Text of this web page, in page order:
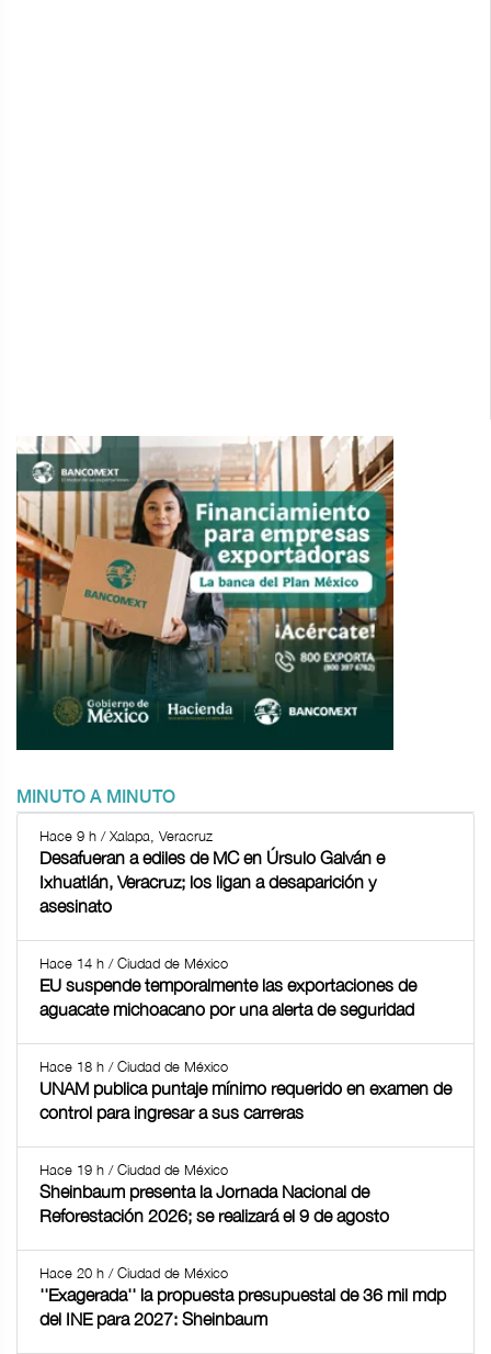
MINUTO A MINUTO
Hace 9 h / Xalapa, Veracruz
Desafueran a ediles de MC en Úrsulo Galván e
Ixhuatlán, Veracruz; los ligan a desaparición y
asesinato
Hace 14 h / Ciudad de México
EU suspende temporalmente las exportaciones de
aguacate michoacano por una alerta de seguridad
Hace 18 h / Ciudad de México
UNAM publica puntaje mínimo requerido en examen de
control para ingresar a sus carreras
Hace 19 h / Ciudad de México
Sheinbaum presenta la Jornada Nacional de
Reforestación 2026; se realizará el 9 de agosto
Hace 20 h / Ciudad de México
''Exagerada'' la propuesta presupuestal de 36 mil mdp
del INE para 2027: Sheinbaum